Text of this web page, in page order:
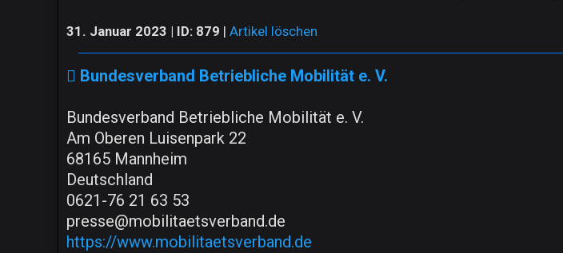
31. Januar 2023 | ID: 879 Artikel löschen
Bundesverband Betriebliche Mobilität e. V.
Bundesverband Betriebliche Mobilität e. V.
Am Oberen Luisenpark 22
68165 Mannheim
Deutschland
0621-76 21 63 53
presse@mobilitaetsverband.de
https://www.mobilitaetsverband.de